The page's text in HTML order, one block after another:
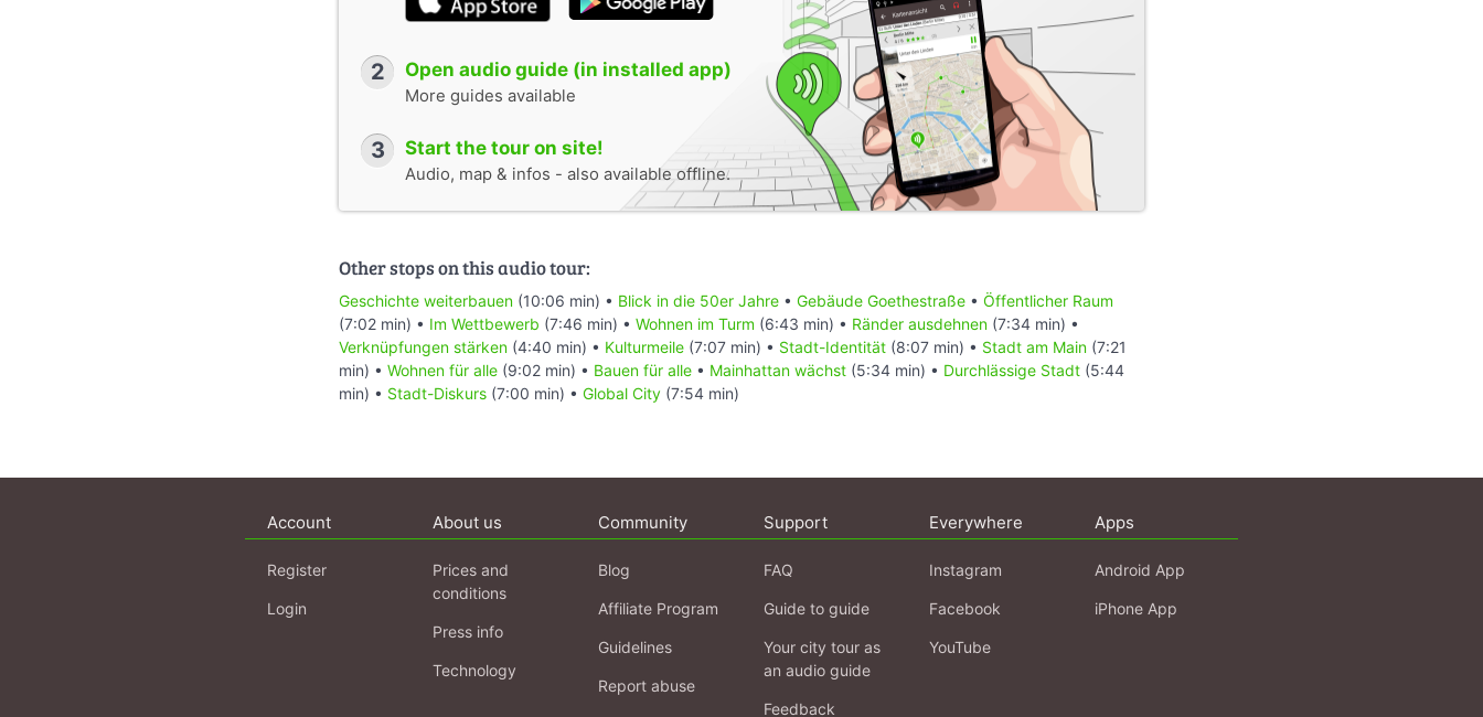
2 Open audio guide (in installed app)
More guides available
3 Start the tour on site!
Audio, map & infos - also available offline.
Other stops on this audio tour:
Geschichte weiterbauen (10:06 min) • Blick in die 50er Jahre • Gebäude Goethestraße • Öffentlicher Raum
(7:02 min) • Im Wettbewerb (7:46 min) • Wohnen im Turm (6:43 min) • Ränder ausdehnen (7:34 min) •
Verknüpfungen stärken (4:40 min) • Kulturmeile (7:07 min) • Stadt-Identität (8:07 min) • Stadt am Main (7:21
min) • Wohnen für alle (9:02 min) • Bauen für alle • Mainhattan wächst (5:34 min) • Durchlässige Stadt (5:44
min) • Stadt-Diskurs (7:00 min) • Global City (7:54 min)
Account
Register
Login
About us
Prices and
conditions
Press info
Technology
Community
Blog
Affiliate Program
Guidelines
Report abuse
Support
FAQ
Guide to guide
Your city tour as
an audio guide
Feedback
Everywhere
Instagram
Facebook
YouTube
Apps
Android App
iPhone App